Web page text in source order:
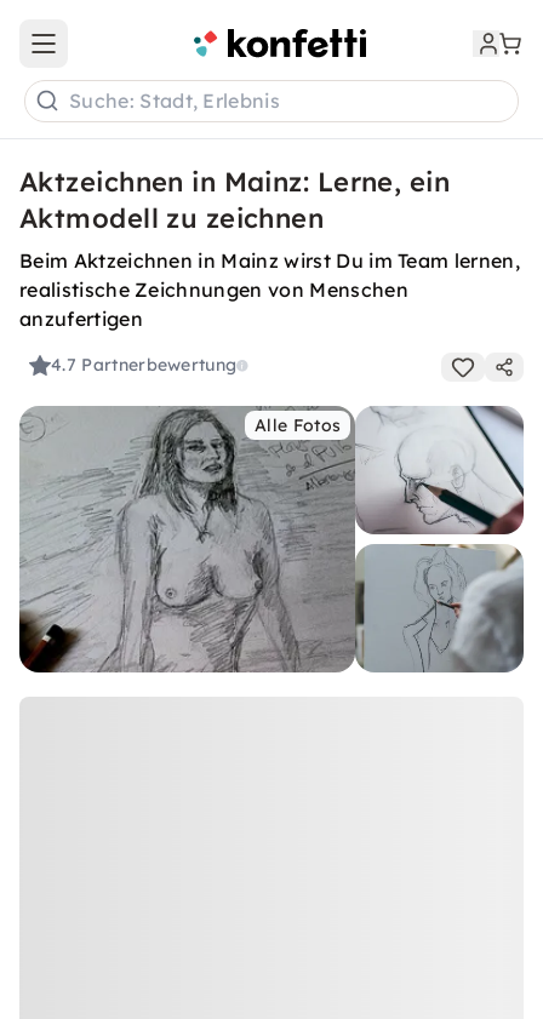
Open main menu
Suche: Stadt, Erlebnis
Aktzeichnen in Mainz: Lerne, ein
Aktmodell zu zeichnen
Beim Aktzeichnen in Mainz wirst Du im Team lernen,
realistische Zeichnungen von Menschen
anzufertigen
4.7 Partnerbewertung
Alle Fotos